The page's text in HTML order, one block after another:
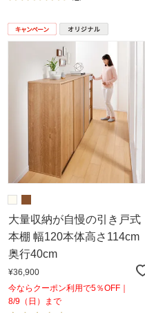
大量収納が自慢の引き戸式
本棚 幅120本体高さ114cm
奥行40cm
¥36,900
今ならクーポン利用で5％OFF｜
8/9（日）まで